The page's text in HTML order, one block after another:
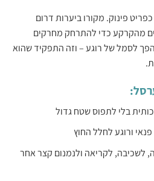
פינוק. מקורו ביערות דרום
מהקרקע כדי להתרחק מחרקים
לסמל של רוגע – וזה התפקיד שהוא
בלי לתפוס שטח גדול‏
ורוגע לחלל החוץ‏
לשכיבה, לקריאה ולנמנום קצר אחר